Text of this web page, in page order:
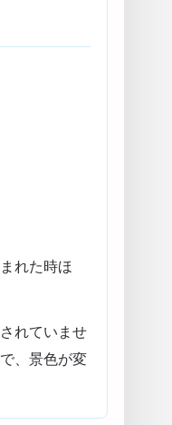
れた時ほ
れていませ
、景色が変